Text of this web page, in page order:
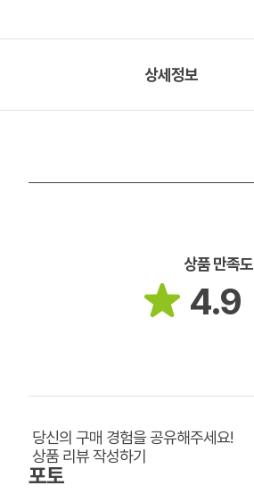
상세정보
상품 만족도
4.9
당신의 구매 경험을 공유해주세요!
상품 리뷰 작성하기
포토